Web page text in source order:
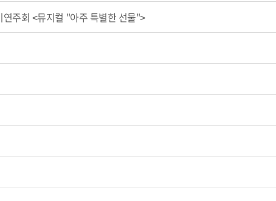
주회 <뮤지컬 "아주 특별한 선물">